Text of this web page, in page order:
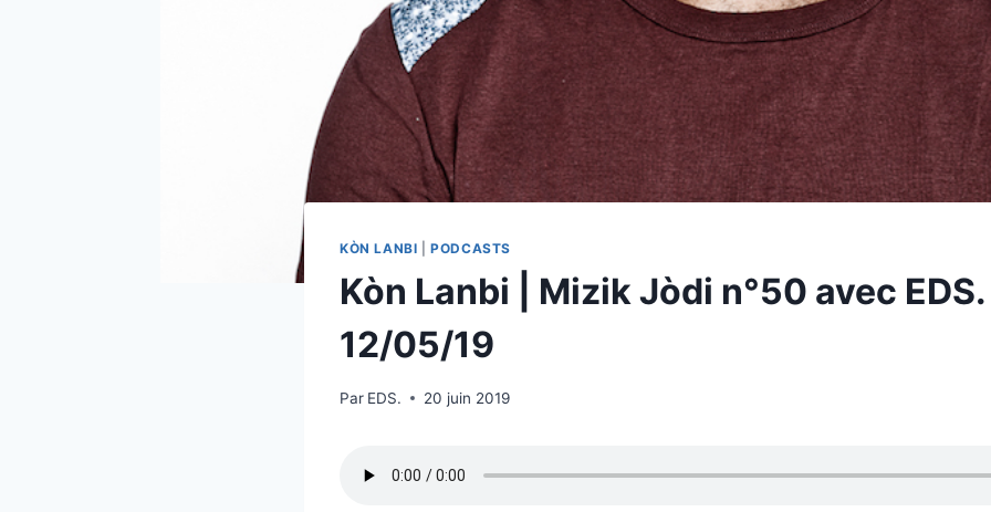
KÒN LANBI |PODCASTS
Kòn Lanbi | Mizik Jòdi n°50 avec EDS.
12/05/19
Par EDS. 20 juin 2019